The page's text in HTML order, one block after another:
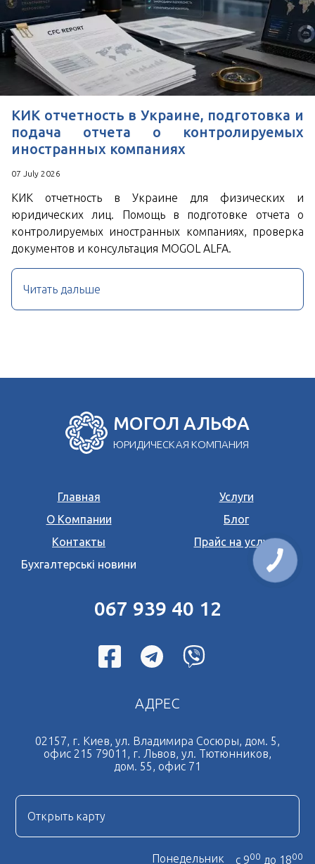
КИК отчетность в Украине, подготовка и
подача отчета о контролируемых
иностранных компаниях
07 July 2026
КИК отчетность в Украине для физических и
юридических лиц. Помощь в подготовке отчета о
контролируемых иностранных компаниях, проверка
документов и консультация MOGOL ALFA.
Читать дальше
МОГОЛ АЛЬФА
ЮРИДИЧЕСКАЯ КОМПАНИЯ
Главная
Услуги
О Компании
Блог
Контакты
Прайс на услуги
Бухгалтерські новини
067 939 40 12
АДРЕС
02157, г. Киев, ул. Владимира Сосюры, дом. 5,
офис 215 79011, г. Львов, ул. Тютюнников,
дом. 55, офис 71
Открыть карту
Понедельник с 900 до 1800